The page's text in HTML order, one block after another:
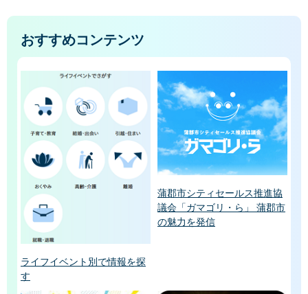
おすすめコンテンツ
ライフイベント別で情報を探
す
蒲郡市シティセールス推進協
議会「ガマゴリ・ら」 蒲郡市
の魅力を発信